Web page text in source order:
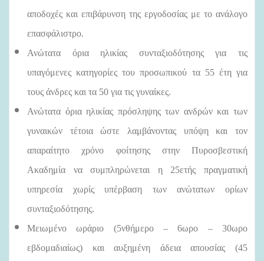
αποδοχές και επιβάρυνση της εργοδοσίας με το ανάλογο
επασφάλιστρο.
Ανώτατα όρια ηλικίας συνταξιοδότησης για τις
υπαγόμενες κατηγορίες του προσωπικού τα 55 έτη για
τους άνδρες και τα 50 για τις γυναίκες.
Ανώτατα όρια ηλικίας πρόσληψης των ανδρών και των
γυναικών τέτοια ώστε λαμβάνοντας υπόψη και τον
απαραίτητο χρόνο φοίτησης στην Πυροσβεστική
Ακαδημία να συμπληρώνεται η 25ετής πραγματική
υπηρεσία χωρίς υπέρβαση των ανώτατων ορίων
συνταξιοδότησης.
Μειωμένο ωράριο (5νθήμερο – 6ωρο – 30ωρο
εβδομαδιαίως) και αυξημένη άδεια απουσίας (45